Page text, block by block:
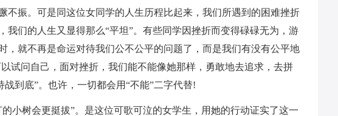
不振。可是同这位女同学的人生历程比起来，我们所遇到的困难挫折
我们的人生又显得那么“平坦”。有些同学因挫折而变得碌碌无为，游
，就不再是命运对待我们公不公平的问题了，而是我们有没有公平地
试问自己，面对挫折，我们能不能像她那样，勇敢地去追求，去拼
到底”。也许，一切都会用“不能”二字代替!
小树会更挺拔”。是这位可歌可泣的女学生，用她的行动证实了这一